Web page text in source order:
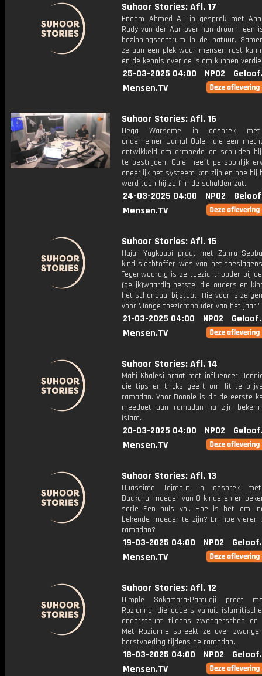
Suhoor Stories: Afl. 17
Enaam Ahmed Ali in gesprek met
Rudy van der Aar over hun droom, een
bezinningscentrum in de natuur.
ze aan een plek waar mensen rust
en de kennis over de islam kunnen
25-03-2025 04:00 NPO2
Mensen.TV
Suhoor Stories: Afl. 16
Deqa Warsame in gesprek
ondernemer Jamal Oulel, die een
ontwikkeld om armoede en schulden
te bestrijden. Oulel heeft persoonlijk
oneerlijk het systeem kan zijn en hoe hij
werd toen hij zelf in de schulden zat.
24-03-2025 04:00 NPO2
Mensen.TV
Suhoor Stories: Afl. 15
Hajar Yagkoubi praat met Zahra
kind slachtoffer was van het
Tegenwoordig is ze toezichthouder bij
(gelijk)waardig herstel die ouders en
het schandaal bijstaat. Hiervoor is ze
voor 'Jonge toezichthouder van het jaar.'
21-03-2025 04:00 NPO2
Mensen.TV
Suhoor Stories: Afl. 14
Mahi Khalesi praat met influencer
die tips en tricks geeft om fit te
ramadan. Voor Donnie is dit de eerste
meedoet aan ramadan na zijn
islam.
20-03-2025 04:00 NPO2
Mensen.TV
Suhoor Stories: Afl. 13
Ouassima Tajmout in gesprek
Backcha, moeder van 8 kinderen en
serie Een huis vol. Hoe is het om
bekende moeder te zijn? En hoe vieren
ramadan?
19-03-2025 04:00 NPO2
Mensen.TV
Suhoor Stories: Afl. 12
Dimple Sokartara-Pamudji praat
Rozianna, die ouders vanuit
ondersteunt tijdens zwangerschap en
Met Rozianne spreekt ze over
borstvoeding tijdens de ramadan.
18-03-2025 04:00 NPO2
Mensen.TV